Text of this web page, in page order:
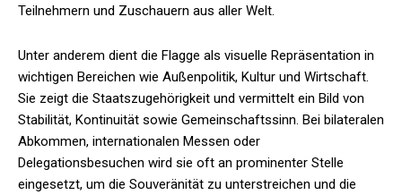
Teilnehmern und Zuschauern aus aller Welt.
Unter anderem dient die Flagge als visuelle Repräsentation in
wichtigen Bereichen wie Außenpolitik, Kultur und Wirtschaft.
Sie zeigt die Staatszugehörigkeit und vermittelt ein Bild von
Stabilität, Kontinuität sowie Gemeinschaftssinn. Bei bilateralen
Abkommen, internationalen Messen oder
Delegationsbesuchen wird sie oft an prominenter Stelle
eingesetzt, um die Souveränität zu unterstreichen und die